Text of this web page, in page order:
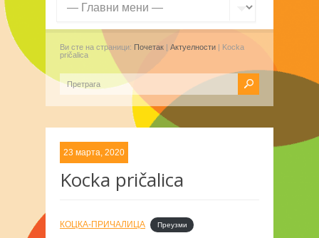
Ви сте на страници: Почетак | Актуелности | Kocka
pričalica
23 марта, 2020
Kocka pričalica
КОЦКА-ПРИЧАЛИЦА Преузми